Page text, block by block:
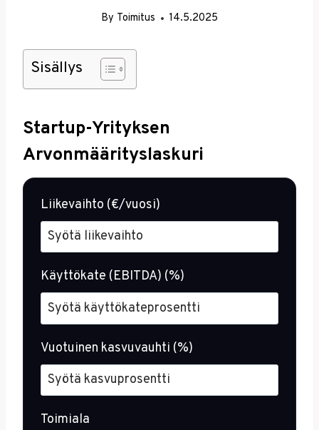
By Toimitus 14.5.2025
Sisällys
Startup-Yrityksen
Arvonmäärityslaskuri
Liikevaihto (€/vuosi)
Käyttökate (EBITDA) (%)
Vuotuinen kasvuvauhti (%)
Toimiala